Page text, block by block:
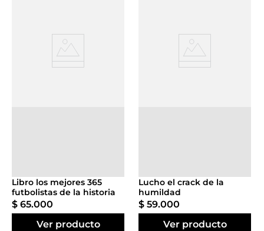
Libro los mejores 365
futbolistas de la historia
$ 65.000
Ver producto
Lucho el crack de la
humildad
$ 59.000
Ver producto